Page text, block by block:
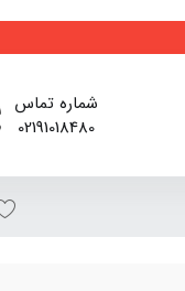
انواع
شماره تماس
02191018480